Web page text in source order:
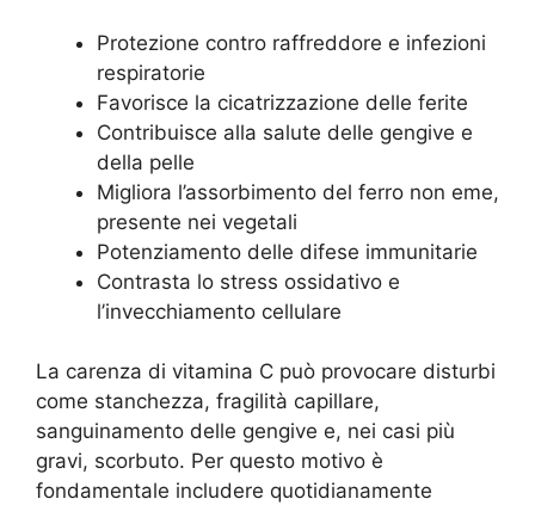
Protezione contro raffreddore e infezioni
respiratorie
Favorisce la cicatrizzazione delle ferite
Contribuisce alla salute delle gengive e
della pelle
Migliora l’assorbimento del ferro non eme,
presente nei vegetali
Potenziamento delle difese immunitarie
Contrasta lo stress ossidativo e
l’invecchiamento cellulare
La carenza di vitamina C può provocare disturbi
come stanchezza, fragilità capillare,
sanguinamento delle gengive e, nei casi più
gravi, scorbuto. Per questo motivo è
fondamentale includere quotidianamente